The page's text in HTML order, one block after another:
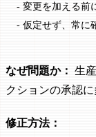
- 変更を加える前
- 仮定せず、常に
なぜ問題か： 生
クションの承認
修正方法：